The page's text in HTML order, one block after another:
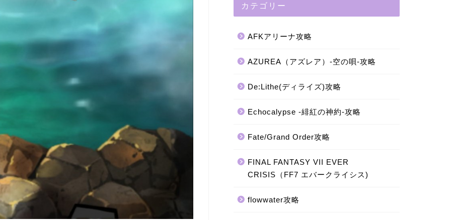
カテゴリー
AFKアリーナ攻略
AZUREA（アズレア）-空の唄-攻略
De:Lithe(ディライズ)攻略
Echocalypse -緋紅の神約-攻略
Fate/Grand Order攻略
FINAL FANTASY VII EVER
CRISIS（FF7 エバークライシス)
flowwater攻略